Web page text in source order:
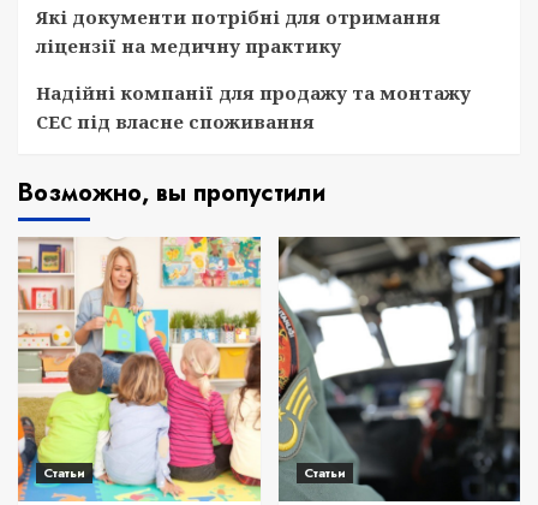
Які документи потрібні для отримання
ліцензії на медичну практику
Надійні компанії для продажу та монтажу
СЕС під власне споживання
Возможно, вы пропустили
Статьи Статьи